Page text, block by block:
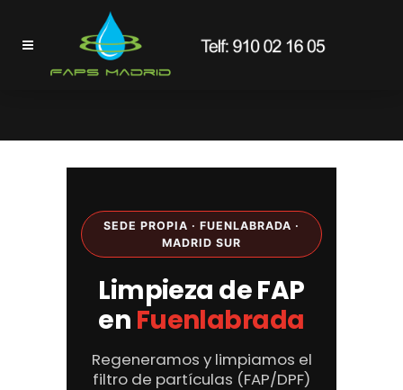
SEDE PROPIA · FUENLABRADA ·
MADRID SUR
Limpieza de FAP
en Fuenlabrada
Regeneramos y limpiamos el
filtro de partículas (FAP/DPF)